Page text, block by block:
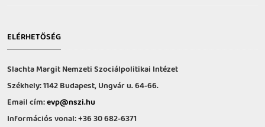
ELÉRHETŐSÉG
Slachta Margit Nemzeti Szociálpolitikai Intézet
Székhely: 1142 Budapest, Ungvár u. 64-66.
Email cím:evp@nszi.hu
Információs vonal: +36 30 682-6371